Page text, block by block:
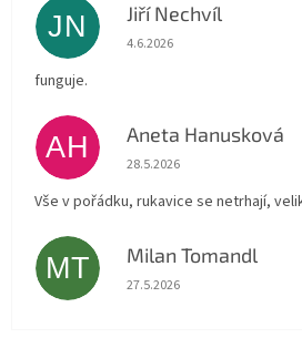
JN Jiří Nechvíl
Hodnocení obchodu je 5 z
4.6.2026
funguje.
AH Aneta Hanusková
Hodnocení obchodu je 5 z
28.5.2026
Vše v pořádku, rukavice se netrhají,
MT Milan Tomandl
Hodnocení obchodu je 5 z
27.5.2026